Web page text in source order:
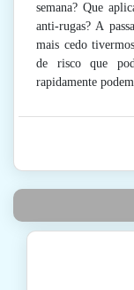
semana? Que
anti-rugas? A
mais cedo
de risco que
rapidamente